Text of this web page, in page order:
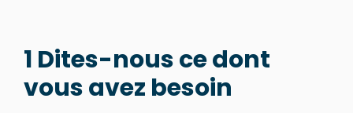
1 Dites-nous ce dont
vous avez besoin